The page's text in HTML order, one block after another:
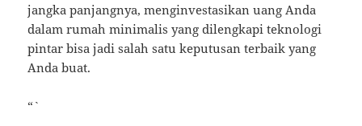
jangka panjangnya, menginvestasikan uang Anda
dalam rumah minimalis yang dilengkapi teknologi
pintar bisa jadi salah satu keputusan terbaik yang
Anda buat.
“`